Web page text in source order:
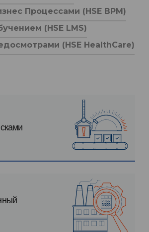
Процессами (HSE BPM)
(HSE LMS)
(HSE HealthCare)